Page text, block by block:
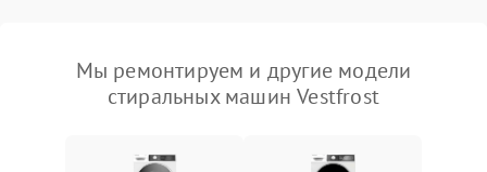
Мы ремонтируем и другие модели
стиральных машин Vestfrost